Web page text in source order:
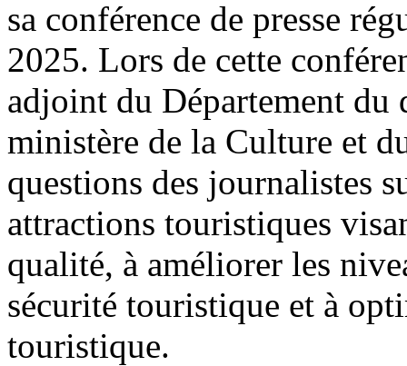
sa conférence de presse
2025. Lors de cette
adjoint du Département du
ministère de la Culture et
questions des journalistes
attractions touristiques
qualité, à améliorer les
sécurité touristique et à
touristique.